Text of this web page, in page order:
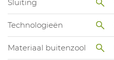
Sluiting
Technologieën
Materiaal buitenzool